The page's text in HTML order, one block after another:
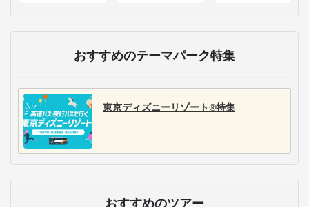
おすすめのテーマパーク特集
東京ディズニーリゾート®特集
おすすめのツアー